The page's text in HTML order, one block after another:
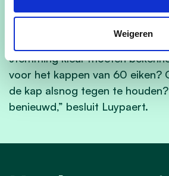
Weigeren
“Diezelfde vraag is via onze
ondertekend. Elk
stemming kleur moeten
voor het kappen van 60 eiken?
de kap alsnog tegen te
benieuwd,” besluit Luypaert.